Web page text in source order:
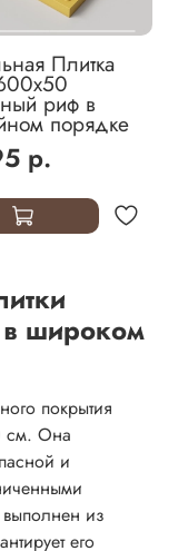
Плитка
риф в
порядке
р.
широком
покрытия
см. Она
и
из
его